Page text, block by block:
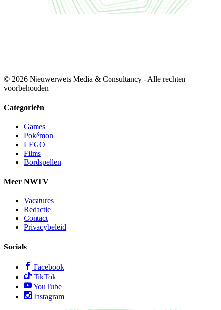
© 2026 Nieuwerwets Media & Consultancy - Alle rechten
voorbehouden
Categorieën
Games
Pokémon
LEGO
Films
Bordspellen
Meer NWTV
Vacatures
Redactie
Contact
Privacybeleid
Socials
Facebook
TikTok
YouTube
Instagram